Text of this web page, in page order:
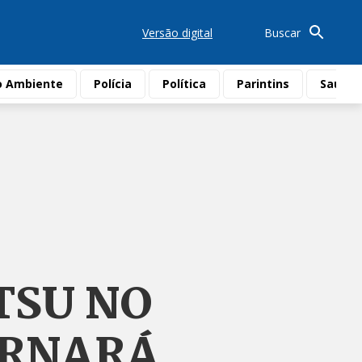
Versão digital Buscar
Ambiente Polícia Política Parintins Saúde
NO